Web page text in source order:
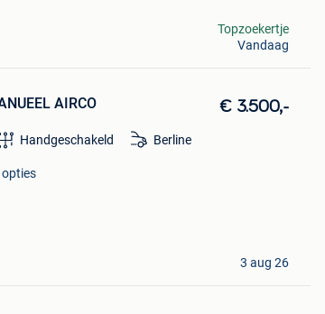
Topzoekertje
Vandaag
AIRCO € 3.500,-
Handgeschakeld Berline
opties
3 aug 26